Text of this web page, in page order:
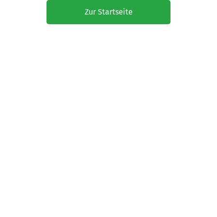
Zur Startseite